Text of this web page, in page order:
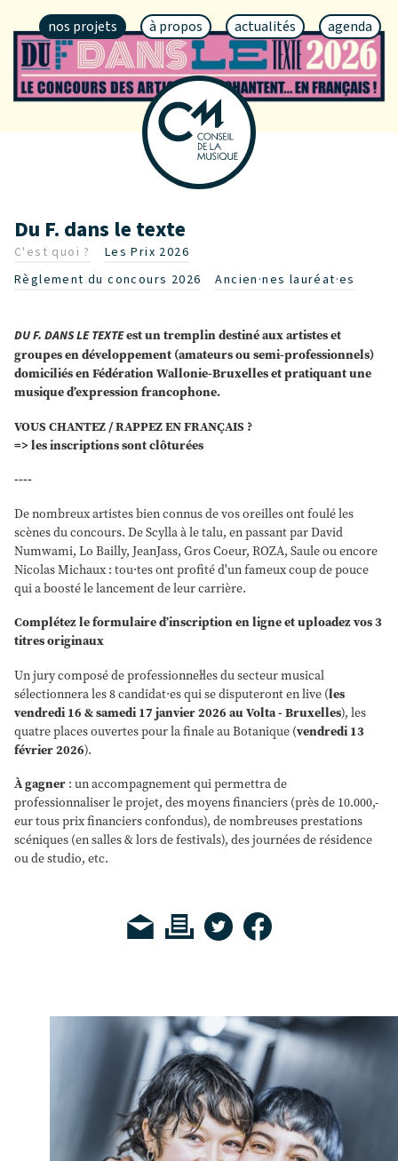
nos projets à propos actualités agenda
Du F. dans le texte
C'est quoi ?
Les Prix 2026
Règlement du concours 2026
Ancien·nes lauréat·es
DU F. DANS LE TEXTEest un tremplin destiné aux artistes et
groupes en développement (amateurs ou semi-professionnels)
domiciliés en Fédération Wallonie-Bruxelles et pratiquant une
musique d’expression francophone.
VOUS CHANTEZ / RAPPEZ EN FRANÇAIS ?
=> les inscriptions sont clôturées
----
De nombreux artistes bien connus de vos oreilles ont foulé les
scènes du concours. De Scylla à le talu, en passant par David
Numwami, Lo Bailly, JeanJass, Gros Coeur, ROZA, Saule ou encore
Nicolas Michaux : tou·tes ont profité d'un fameux coup de pouce
qui a boosté le lancement de leur carrière.
Complétez le formulaire d’inscription en ligne et uploadez vos 3
titres originaux
Un jury composé de professionnel·les du secteur musical
sélectionnera les 8 candidat·es qui se disputeront en live (les
vendredi 16 & samedi 17 janvier 2026 au Volta - Bruxelles), les
quatre places ouvertes pour la finale au Botanique (vendredi 13
février 2026).
À gagner : un accompagnement qui permettra de
professionnaliser le projet, des moyens financiers (près de 10.000,-
eur tous prix financiers confondus), de nombreuses prestations
scéniques (en salles & lors de festivals), des journées de résidence
ou de studio, etc.